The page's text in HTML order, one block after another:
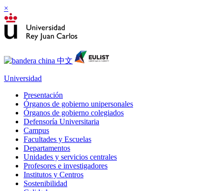
×
Universidad
Presentación
Órganos de gobierno unipersonales
Órganos de gobierno colegiados
Defensoría Universitaria
Campus
Facultades y Escuelas
Departamentos
Unidades y servicios centrales
Profesores e investigadores
Institutos y Centros
Sostenibilidad